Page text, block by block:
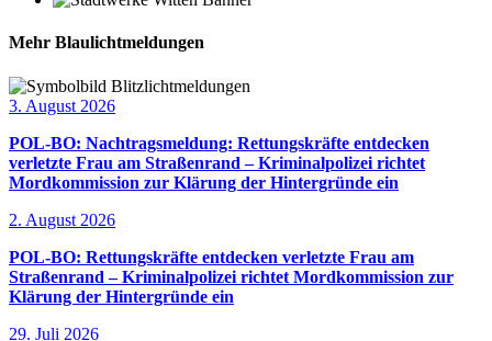
Mehr Blaulichtmeldungen
3. August 2026
POL-BO: Nachtragsmeldung: Rettungskräfte entdecken
verletzte Frau am Straßenrand – Kriminalpolizei richtet
Mordkommission zur Klärung der Hintergründe ein
2. August 2026
POL-BO: Rettungskräfte entdecken verletzte Frau am
Straßenrand – Kriminalpolizei richtet Mordkommission zur
Klärung der Hintergründe ein
29. Juli 2026